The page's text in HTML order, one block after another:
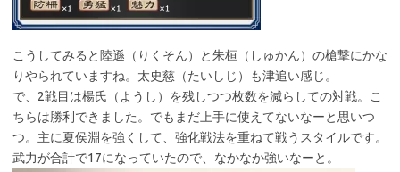
こうしてみると陸遜（りくそん）と朱桓（しゅかん）の槍撃にかな
りやられていますね。太史慈（たいしじ）も津追い感じ。
で、2戦目は楊氏（ようし）を残しつつ枚数を減らしての対戦。こ
ちらは勝利できました。でもまだ上手に使えてないなーと思いつ
つ。主に夏侯淵を強くして、強化戦法を重ねて戦うスタイルです。
武力が合計で17になっていたので、なかなか強いなーと。